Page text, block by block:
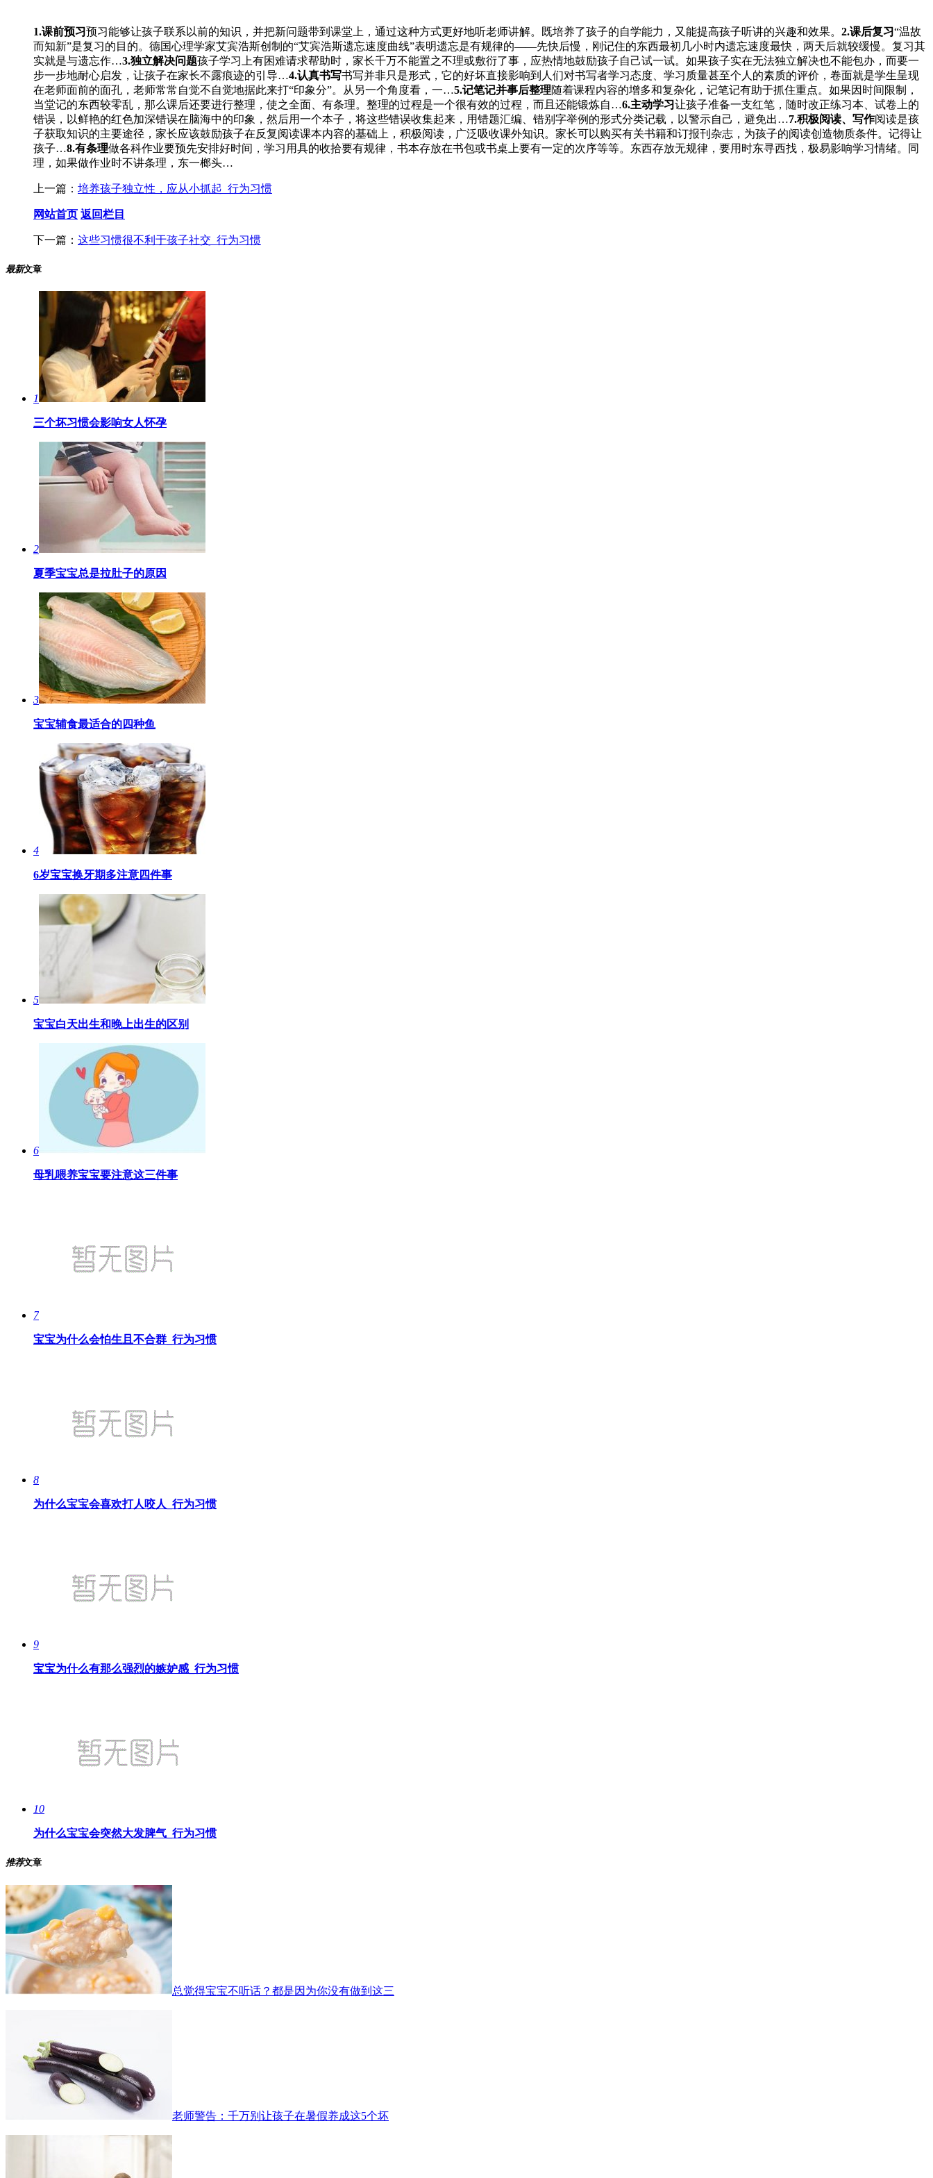
1.课前预习预习能够让孩子联系以前的知识，并把新问题带到课堂上，通过这种方式更好地听老师讲解。既培养了孩子的自学能力，又能提高孩子听讲的兴趣和效果。 2.课后复习“温故
而知新”是复习的目的。德国心理学家艾宾浩斯创制的“艾宾浩斯遗忘速度曲线”表明遗忘是有规律的——先快后慢，刚记住的东西最初几小时内遗忘速度最快，两天后就较缓慢。复习其
实就是与遗忘作…3.独立解决问题孩子学习上有困难请求帮助时，家长千万不能置之不理或敷衍了事，应热情地鼓励孩子自己试一试。如果孩子实在无法独立解决也不能包办，而要一
步一步地耐心启发，让孩子在家长不露痕迹的引导…4.认真书写书写并非只是形式，它的好坏直接影响到人们对书写者学习态度、学习质量甚至个人的素质的评价，卷面就是学生呈现
在老师面前的面孔，老师常常自觉不自觉地据此来打“印象分”。从另一个角度看，一…5.记笔记并事后整理随着课程内容的增多和复杂化，记笔记有助于抓住重点。如果因时间限制，
当堂记的东西较零乱，那么课后还要进行整理，使之全面、有条理。整理的过程是一个很有效的过程，而且还能锻炼自…6.主动学习让孩子准备一支红笔，随时改正练习本、试卷上的
错误，以鲜艳的红色加深错误在脑海中的印象，然后用一个本子，将这些错误收集起来，用错题汇编、错别字举例的形式分类记载，以警示自己，避免出…7.积极阅读、写作阅读是孩
子获取知识的主要途径，家长应该鼓励孩子在反复阅读课本内容的基础上，积极阅读，广泛吸收课外知识。家长可以购买有关书籍和订报刊杂志，为孩子的阅读创造物质条件。记得让
孩子…8.有条理做各科作业要预先安排好时间，学习用具的收拾要有规律，书本存放在书包或书桌上要有一定的次序等等。东西存放无规律，要用时东寻西找，极易影响学习情绪。同
理，如果做作业时不讲条理，东一榔头…
上一篇： 培养孩子独立性，应从小抓起_行为习惯
网站首页 返回栏目
下一篇： 这些习惯很不利于孩子社交_行为习惯
最新文章
1
三个坏习惯会影响女人怀孕
2
夏季宝宝总是拉肚子的原因
3
宝宝辅食最适合的四种鱼
4
6岁宝宝换牙期多注意四件事
5
宝宝白天出生和晚上出生的区别
6
母乳喂养宝宝要注意这三件事
7
宝宝为什么会怕生且不合群_行为习惯
8
为什么宝宝会喜欢打人咬人_行为习惯
9
宝宝为什么有那么强烈的嫉妒感_行为习惯
10
为什么宝宝会突然大发脾气_行为习惯
推荐文章
总觉得宝宝不听话？都是因为你没有做到这三
老师警告：千万别让孩子在暑假养成这5个坏